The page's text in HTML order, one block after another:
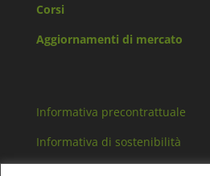
Corsi
Aggiornamenti di mercato
Informativa precontrattuale
Informativa di sostenibilità